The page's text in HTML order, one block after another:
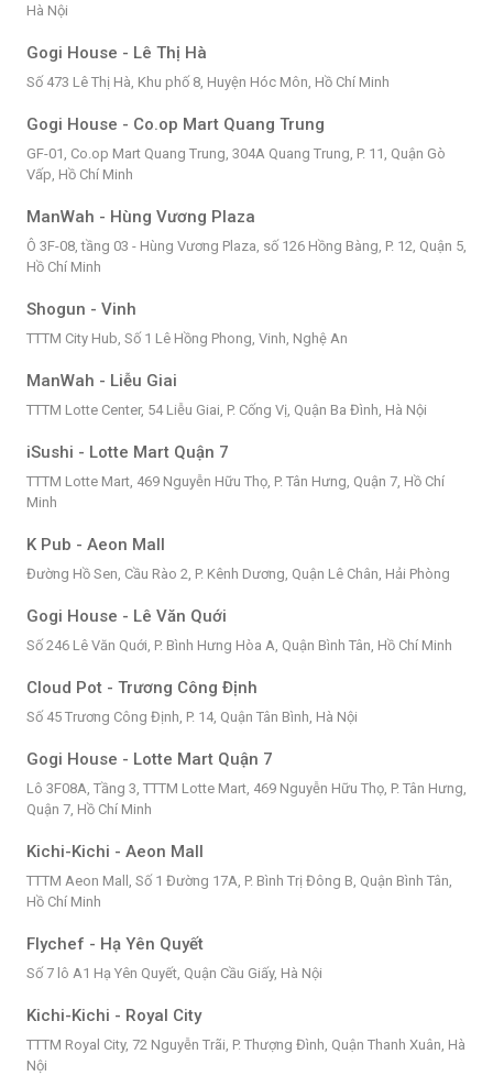
Hà Nội
Gogi House - Lê Thị Hà
Số 473 Lê Thị Hà, Khu phố 8, Huyện Hóc Môn, Hồ Chí Minh
Gogi House - Co.op Mart Quang Trung
GF-01, Co.op Mart Quang Trung, 304A Quang Trung, P. 11, Quận Gò
Vấp, Hồ Chí Minh
ManWah - Hùng Vương Plaza
Ô 3F-08, tầng 03 - Hùng Vương Plaza, số 126 Hồng Bàng, P. 12, Quận 5,
Hồ Chí Minh
Shogun - Vinh
TTTM City Hub, Số 1 Lê Hồng Phong, Vinh, Nghệ An
ManWah - Liễu Giai
TTTM Lotte Center, 54 Liễu Giai, P. Cống Vị, Quận Ba Đình, Hà Nội
iSushi - Lotte Mart Quận 7
TTTM Lotte Mart, 469 Nguyễn Hữu Thọ, P. Tân Hưng, Quận 7, Hồ Chí
Minh
K Pub - Aeon Mall
Đường Hồ Sen, Cầu Rào 2, P. Kênh Dương, Quận Lê Chân, Hải Phòng
Gogi House - Lê Văn Quới
Số 246 Lê Văn Quới, P. Bình Hưng Hòa A, Quận Bình Tân, Hồ Chí Minh
Cloud Pot - Trương Công Định
Số 45 Trương Công Định, P. 14, Quận Tân Bình, Hà Nội
Gogi House - Lotte Mart Quận 7
Lô 3F08A, Tầng 3, TTTM Lotte Mart, 469 Nguyễn Hữu Thọ, P. Tân Hưng,
Quận 7, Hồ Chí Minh
Kichi-Kichi - Aeon Mall
TTTM Aeon Mall, Số 1 Đường 17A, P. Bình Trị Đông B, Quận Bình Tân,
Hồ Chí Minh
Flychef - Hạ Yên Quyết
Số 7 lô A1 Hạ Yên Quyết, Quận Cầu Giấy, Hà Nội
Kichi-Kichi - Royal City
TTTM Royal City, 72 Nguyễn Trãi, P. Thượng Đình, Quận Thanh Xuân, Hà
Nội